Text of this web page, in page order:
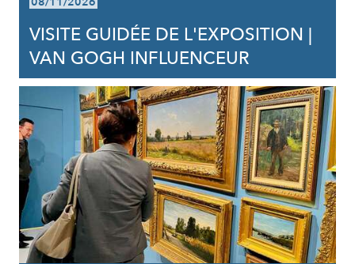
VISITE GUIDÉE DE L'EXPOSITION |
VAN GOGH INFLUENCEUR